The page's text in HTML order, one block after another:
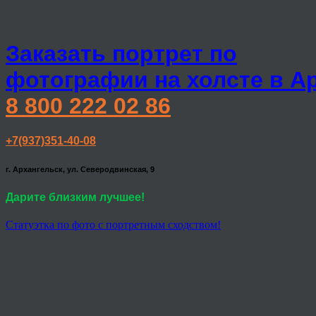
Заказать портрет по
фотографии на холсте в
8 800 222 02 86
+7(937)351-40-08
г. Архангельск, ул. Северодвинская, 9
Дарите близким лучшее!
Статуэтка по фото с портретным сходством!